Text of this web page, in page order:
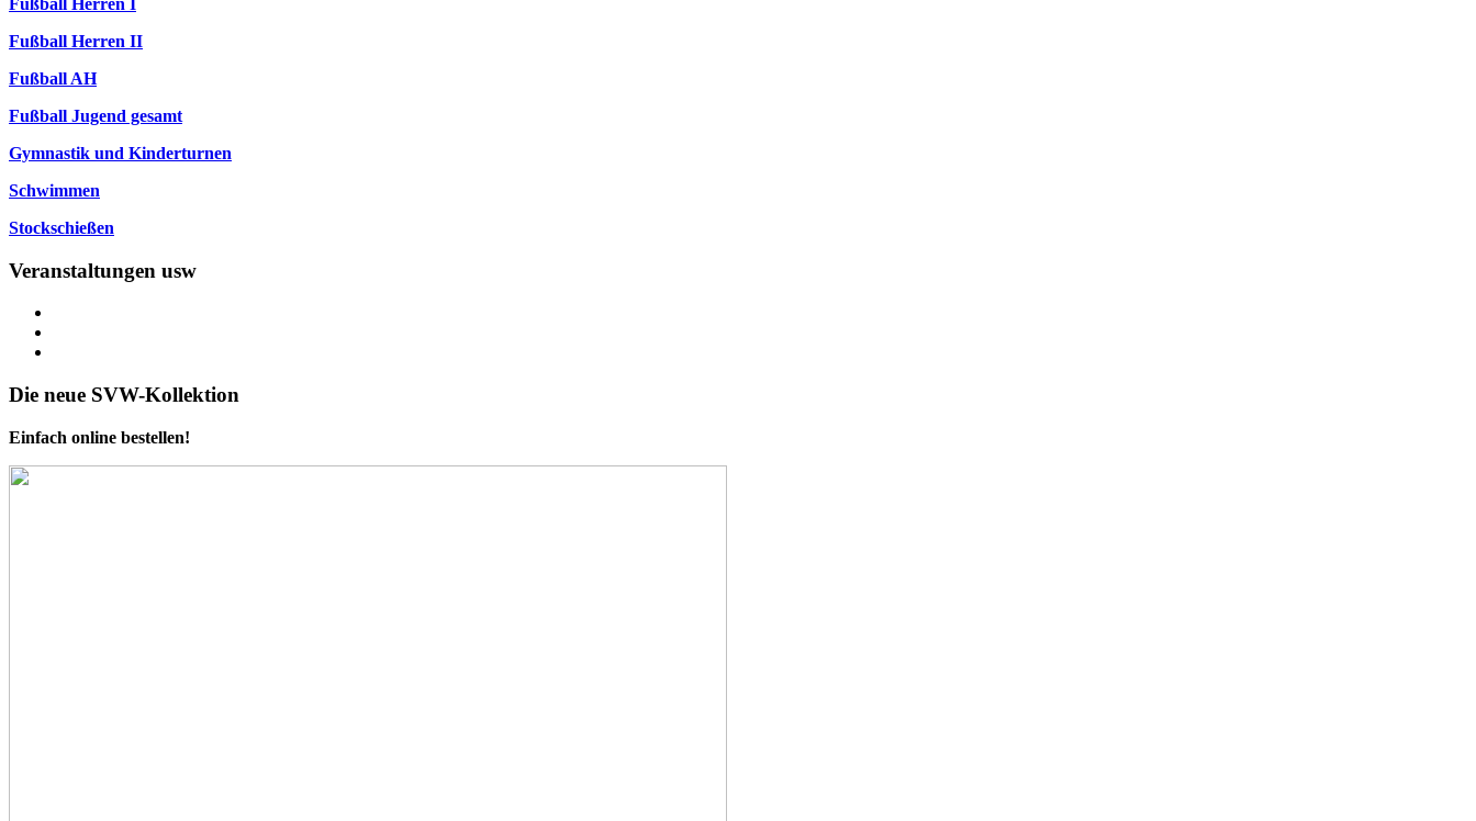
Fußball Herren I
Fußball Herren II
Fußball AH
Fußball Jugend gesamt
Gymnastik und Kinderturnen
Schwimmen
Stockschießen
Veranstaltungen usw
Die neue SVW-Kollektion
Einfach online bestellen!